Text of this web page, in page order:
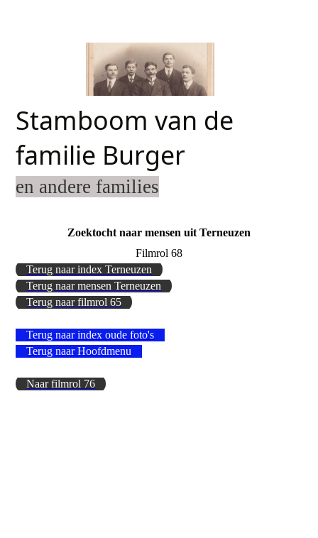
Stamboom van de
familie Burger
en andere families
Zoektocht naar mensen uit Terneuzen
Filmrol 68
Terug naar index Terneuzen
Terug naar mensen Terneuzen
Terug naar filmrol 65
Terug naar index oude foto's
Terug naar Hoofdmenu
Naar filmrol 76